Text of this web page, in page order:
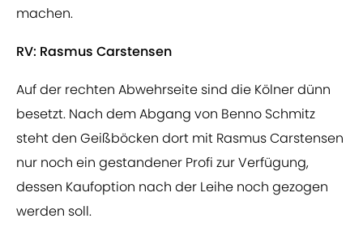
machen.
RV: Rasmus Carstensen
Auf der rechten Abwehrseite sind die Kölner dünn
besetzt. Nach dem Abgang von Benno Schmitz
steht den Geißböcken dort mit Rasmus Carstensen
nur noch ein gestandener Profi zur Verfügung,
dessen Kaufoption nach der Leihe noch gezogen
werden soll.